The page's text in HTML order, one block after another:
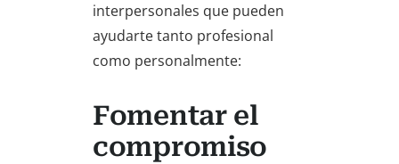
interpersonales que pueden
ayudarte tanto profesional
como personalmente:
Fomentar el
compromiso